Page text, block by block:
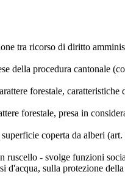
tra ricorso di diritto
della procedura cantonale
forestale, caratteristiche
forestale, presa in
coperta da alberi
ruscello - svolge funzioni
d'acqua, sulla protezione